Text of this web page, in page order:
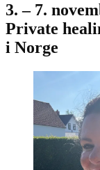
3. – 7.
Private
i Norge